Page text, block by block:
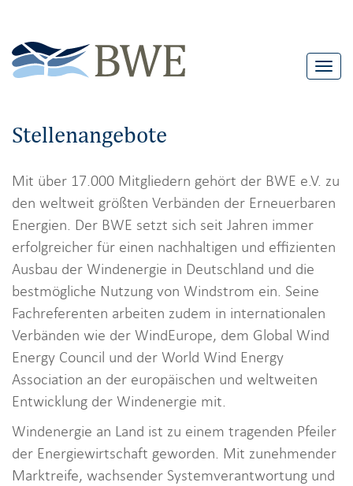
T
e
n
v
a
t
Stellenangebote
Mit über 17.000 Mitgliedern gehört der BWE e.V. zu
den weltweit größten Verbänden der Erneuerbaren
Energien. Der BWE setzt sich seit Jahren immer
erfolgreicher für einen nachhaltigen und effizienten
Ausbau der Windenergie in Deutschland und die
bestmögliche Nutzung von Windstrom ein. Seine
Fachreferenten arbeiten zudem in internationalen
Verbänden wie der WindEurope, dem Global Wind
Energy Council und der World Wind Energy
Association an der europäischen und weltweiten
Entwicklung der Windenergie mit.
Windenergie an Land ist zu einem tragenden Pfeiler
der Energiewirtschaft geworden. Mit zunehmender
Marktreife, wachsender Systemverantwortung und